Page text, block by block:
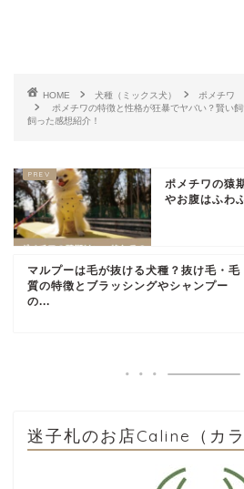
HOME 犬種（ミックス犬）
ポメチワ
ポメチワの特徴と性格が狂暴でヤバい？賢い
飼った感想紹介！
ポメチワの猿
やお腹はふわ
マルプーは毛が抜ける犬種？抜け毛・毛
質の特徴とブラッシングやシャンプー
の...
迷子札のお店Caline（カラ